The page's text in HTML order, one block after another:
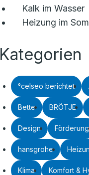
Kalk im Wasser
Heizung im
Kategorien
°celseo berichtet
Bette BRÖTJE
Design Förderung
hansgrohe
Klima Komfort &